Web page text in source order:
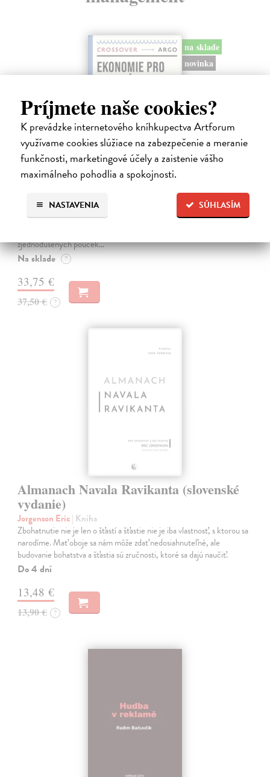
Príjmete naše cookies?
K prevádzke internetového kníhkupectva Artforum
využívame cookies slúžiace na zabezpečenie a meranie
funkčnosti, marketingové účely a zaistenie vášho
maximálneho pohodlia a spokojnosti.
SÚHLASÍM
NASTAVENIA
na sklade
novinka
Ekonomie pro obecné blaho
Ekonomie může pomoci realizovat společné dobro, pokud
ekonomové opustí své obvyklé role: psaní odborných článků do
zjednodušených pouček…
Na sklade ?
33,75 €
37,50 € ?
Almanach Navala Ravikanta (slovenské
vydanie)
Jorgenson Eric| Kniha
Zbohatnutie nie je len o šťastí a šťastie nie je iba vlastnosť, s ktorou sa
narodíme. Mať oboje sa nám môže zdať nedosiahnuteľné, ale
budovanie bohatstva a šťastia sú zručnosti, ktoré sa dajú naučiť.
Do 4 dní
13,48 €
13,90 € ?